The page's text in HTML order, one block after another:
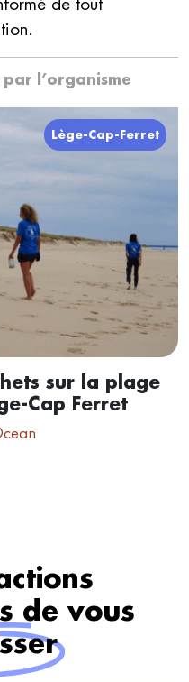
de tout
l’organisme
Lège-Cap-Ferret
sur la plage
Cap Ferret
de vous